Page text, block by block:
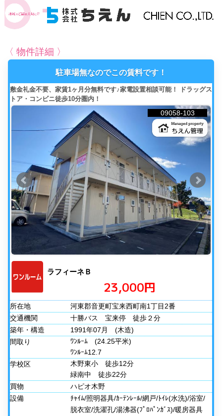
〈 物件詳細 〉
駐車場無なのでこの賃料です！
敷金礼金不要、家賃1ヶ月分無料です♪家電設置相談可能！ ドラッグス
トア・コンビニ徒歩10分圏内！
09058-103
ラフィーネＢ
23,000円
所在地
河東郡音更町宝来西町南1丁目2番
交通機関
十勝バス 宝来停 徒歩２分
築年・構造
1991年07月
(木造)
間取り
ﾜﾝﾙｰﾑ (24.25平米)
ﾜﾝﾙｰﾑ12.7
学校区
木野東小 徒歩12分
緑南中 徒歩22分
買物
ハピオ木野
設備
ﾁｬｲﾑ/照明器具/ｶｰﾃﾝﾚｰﾙ/網戸/ﾄｲﾚ(水洗)/浴室/
脱衣室/洗濯孔/湯沸器(ﾌﾟﾛﾊﾟﾝｶﾞｽ)/暖房器具